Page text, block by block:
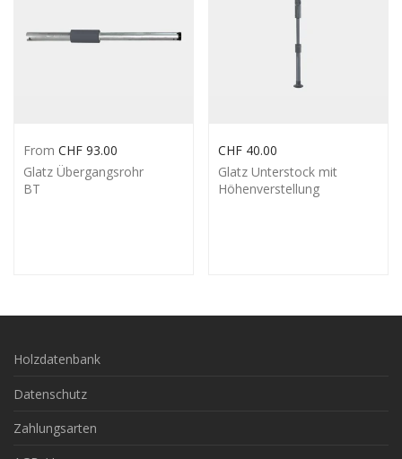
Glatz Übergangsrohr
BT
From CHF 93.00
Glatz Unterstock mit
Höhenverstellung
CHF 40.00
Holzdatenbank
Datenschutz
Zahlungsarten